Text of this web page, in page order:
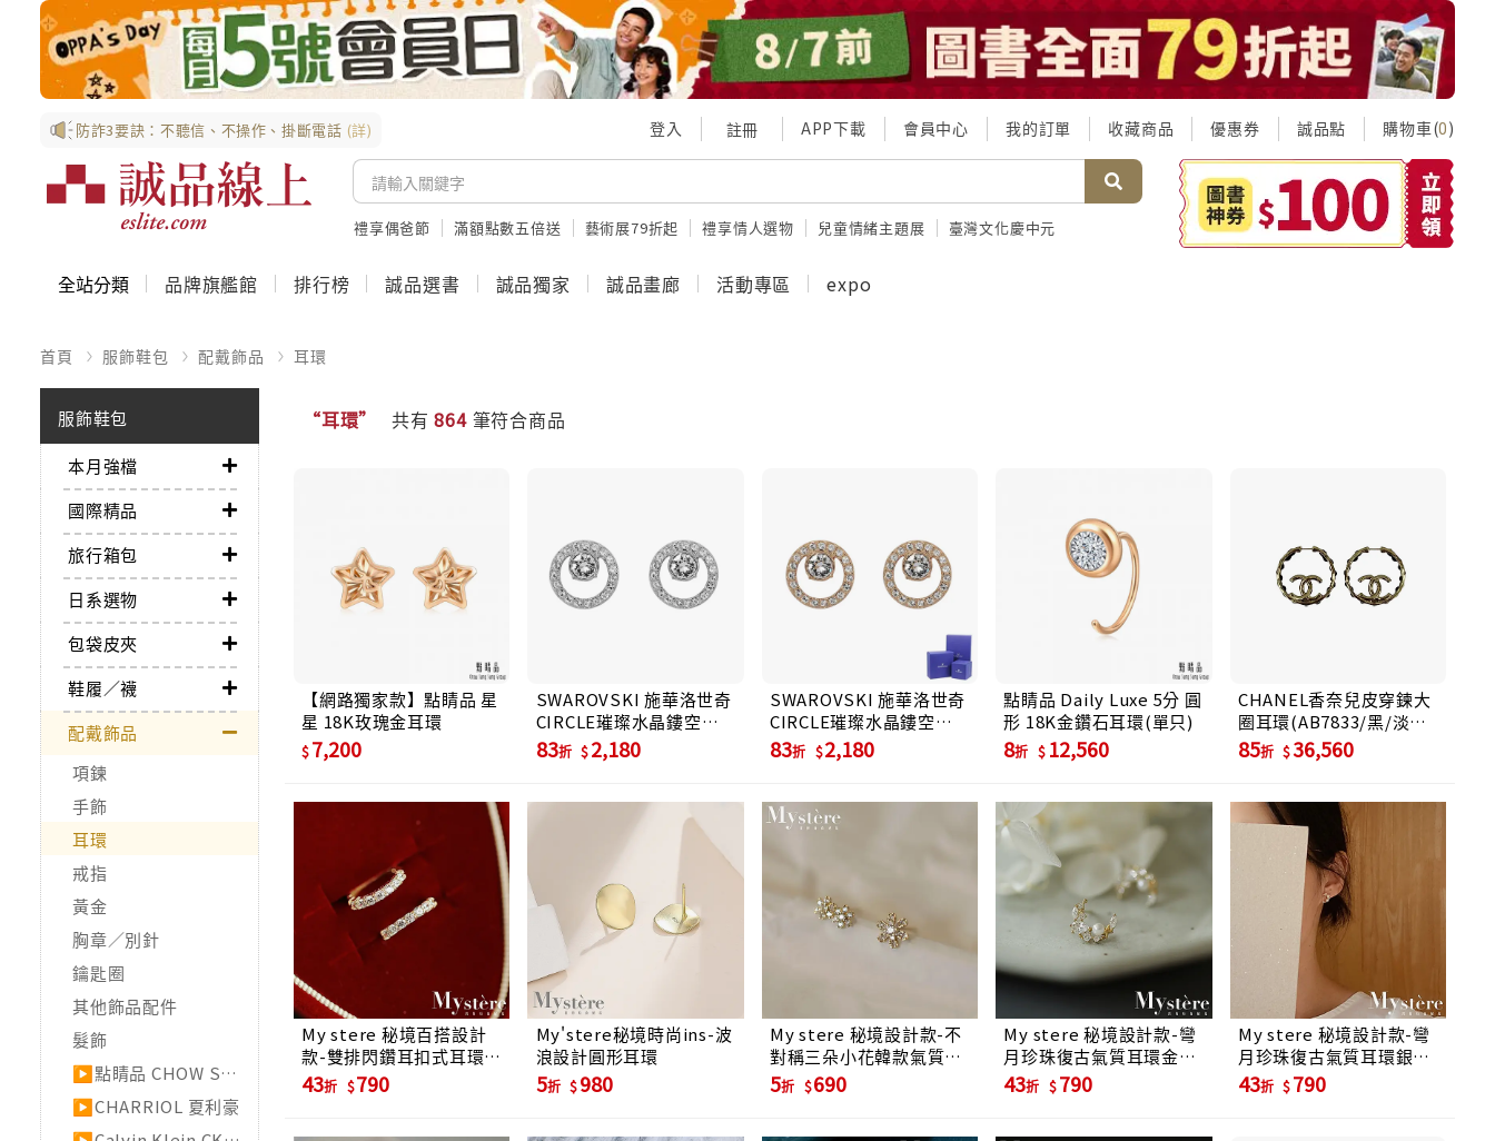
防詐3要訣：不聽信、不操作、掛斷電話 (詳) 登入 註冊 APP下載 會員中心 我的訂單 收藏商品 優惠券 誠品點 購物車(0)
禮享偶爸節 滿額點數五倍送 藝術展79折起 禮享情人選物 兒童情緒主題展 臺灣文化慶中元
全站分類 品牌旗艦館 排行榜 誠品選書 誠品獨家 誠品畫廊 活動專區 expo
首頁 服飾鞋包 配戴飾品 耳環
服飾鞋包
本月強檔
國際精品
旅行箱包
日系選物
包袋皮夾
鞋履／襪
配戴飾品
項鍊
手飾
耳環
戒指
黃金
胸章／別針
鑰匙圈
其他飾品配件
髮飾
▶點睛品 CHOW SANG SANG GROUP
▶CHARRIOL 夏利豪
“耳環” 共有864筆符合商品
【網路獨家款】點睛品 星
星 18K玫瑰金耳環
7,200
SWAROVSKI 施華洛世奇
CIRCLE璀璨水晶鏤空圓
形銀色耳環/ 平行輸入
83折 2,180
SWAROVSKI 施華洛世奇
CIRCLE璀璨水晶鏤空圓
形玫瑰金耳環/ 平行輸入
83折 2,180
點睛品 Daily Luxe 5分 圓
形 18K金鑽石耳環(單只)
8折 12,560
CHANEL香奈兒皮穿鍊大
圈耳環(AB7833/黑/淡金/
耳針)/ 平行輸入
85折 36,560
My stere 秘境百搭設計
款-雙排閃鑽耳扣式耳環金
色款
43折 790
My'stere秘境時尚ins-波
浪設計圓形耳環
5折 980
My stere 秘境設計款-不
對稱三朵小花韓款氣質耳
環
5折 690
My stere 秘境設計款-彎
月珍珠復古氣質耳環金色
款
43折 790
My stere 秘境設計款-彎
月珍珠復古氣質耳環銀色
款
43折 790